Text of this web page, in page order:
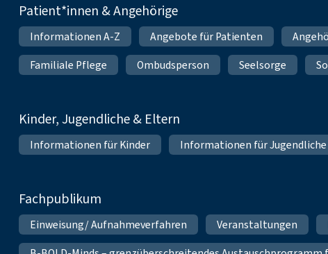
Patient*innen & Angehörige
Informationen A-Z Angebote für Patienten
Familiale Pflege
Ombudsperson Seelsorge
Kinder, Jugendliche & Eltern
Informationen für Kinder Informationen für Jugendliche
Fachpublikum
Einweisung/ Aufnahmeverfahren Veranstaltungen